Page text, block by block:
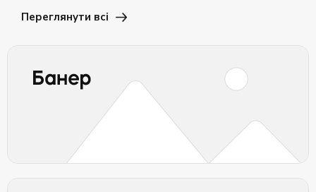
Переглянути всі